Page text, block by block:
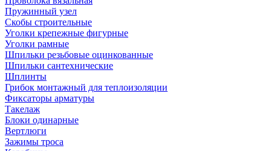
Пружинный узел
Скобы строительные
Уголки крепежные фигурные
Уголки рамные
Шпильки резьбовые оцинкованные
Шпильки сантехнические
Шплинты
Грибок монтажный для теплоизоляции
Фиксаторы арматуры
Такелаж
Блоки одинарные
Вертлюги
Зажимы троса